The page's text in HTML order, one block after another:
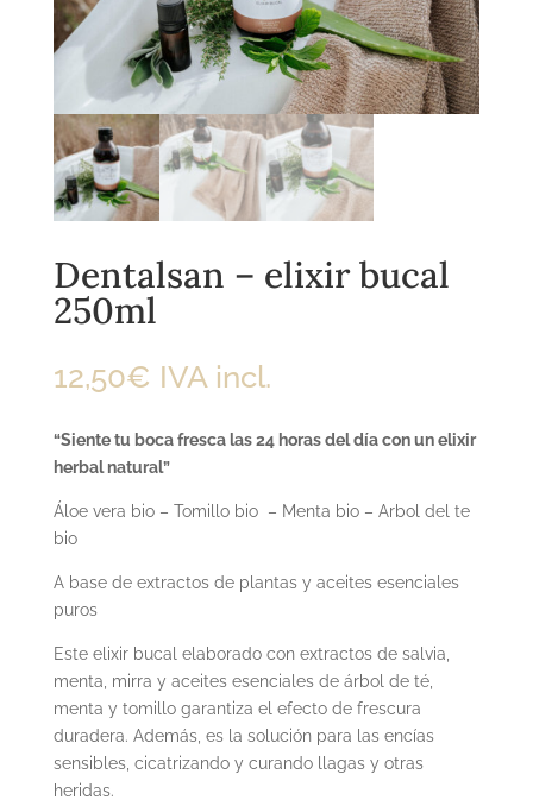
Dentalsan – elixir bucal
250ml
12,50€ IVA incl.
“Siente tu boca fresca las 24 horas del día con un elixir
herbal natural”
Áloe vera bio – Tomillo bio – Menta bio – Arbol del te
bio
A base de extractos de plantas y aceites esenciales
puros
Este elixir bucal elaborado con extractos de salvia,
menta, mirra y aceites esenciales de árbol de té,
menta y tomillo garantiza el efecto de frescura
duradera. Además, es la solución para las encías
sensibles, cicatrizando y curando llagas y otras
heridas.